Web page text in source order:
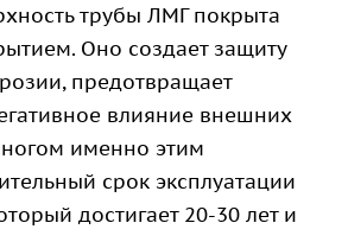
трубы ЛМГ покрыта
Оно создает защиту
предотвращает
влияние внешних
именно этим
срок эксплуатации
достигает 20-30 лет и